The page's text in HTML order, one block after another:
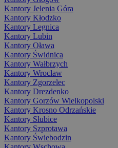
Kantory Jelenia Góra
Kantory Kłodzko
Kantory Legnica
Kantory Lubin
Kantory Oława
Kantory Świdnica
Kantory Wałbrzych
Kantory Wrocław
Kantory Zgorzelec
Kantory Drezdenko
Kantory Gorzów Wielkopolski
Kantory Krosno Odrzańskie
Kantory Słubice
Kantory Szprotawa
Kantory Świebodzin